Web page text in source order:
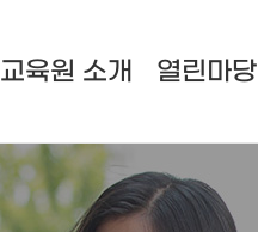
교육원 소개 열린마당